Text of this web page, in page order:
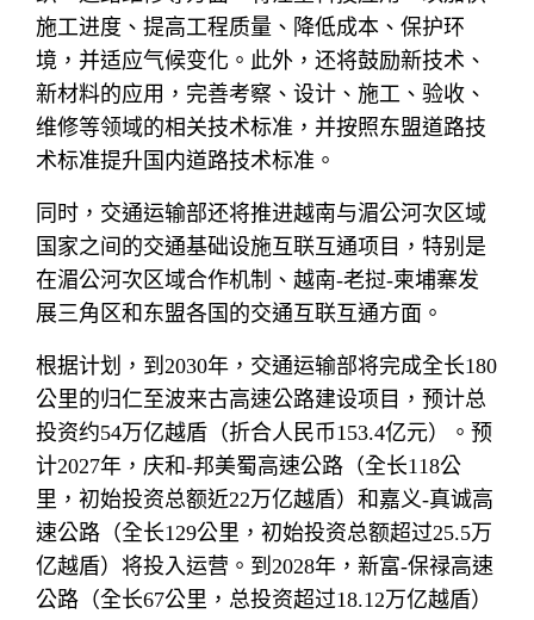
施工进度、提高工程质量、降低成本、保护环
境，并适应气候变化。此外，还将鼓励新技术、
新材料的应用，完善考察、设计、施工、验收、
维修等领域的相关技术标准，并按照东盟道路技
术标准提升国内道路技术标准。
同时，交通运输部还将推进越南与湄公河次区域
国家之间的交通基础设施互联互通项目，特别是
在湄公河次区域合作机制、越南-老挝-柬埔寨发
展三角区和东盟各国的交通互联互通方面。
根据计划，到2030年，交通运输部将完成全长180
公里的归仁至波来古高速公路建设项目，预计总
投资约54万亿越盾（折合人民币153.4亿元）。预
计2027年，庆和-邦美蜀高速公路（全长118公
里，初始投资总额近22万亿越盾）和嘉义-真诚高
速公路（全长129公里，初始投资总额超过25.5万
亿越盾）将投入运营。到2028年，新富-保禄高速
公路（全长67公里，总投资超过18.12万亿越盾）